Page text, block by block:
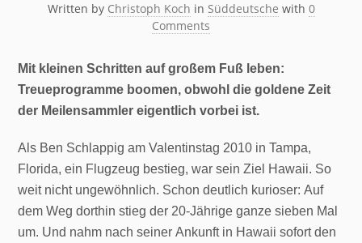
Written by Christoph Koch in Süddeutsche with 0
Comments
Mit kleinen Schritten auf großem Fuß leben:
Treueprogramme boomen, obwohl die goldene Zeit
der Meilensammler eigentlich vorbei ist.
Als Ben Schlappig am Valentinstag 2010 in Tampa,
Florida, ein Flugzeug bestieg, war sein Ziel Hawaii. So
weit nicht ungewöhnlich. Schon deutlich kurioser: Auf
dem Weg dorthin stieg der 20-Jährige ganze sieben Mal
um. Und nahm nach seiner Ankunft in Hawaii sofort den